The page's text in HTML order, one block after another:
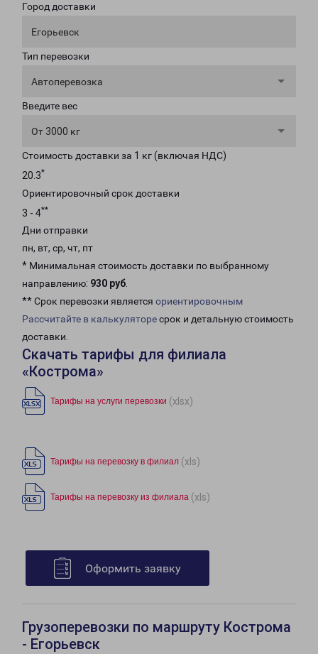
Город доставки
Егорьевск
Тип перевозки
Автоперевозка
Введите вес
От 3000 кг
Стоимость доставки за 1 кг (включая НДС)
20.3*
Ориентировочный срок доставки
3 - 4**
Дни отправки
пн, вт, ср, чт, пт
* Минимальная стоимость доставки по выбранному
направлению: 930 руб.
** Срок перевозки является ориентировочным
Рассчитайте в калькуляторесрок и детальную стоимость
доставки.
Скачать тарифы для филиала
«Кострома»
Тарифы на услуги перевозки (xlsx)
Тарифы на перевозку в филиал (xls)
Тарифы на перевозку из филиала (xls)
Оформить заявку
Грузоперевозки по маршруту Кострома
- Егорьевск